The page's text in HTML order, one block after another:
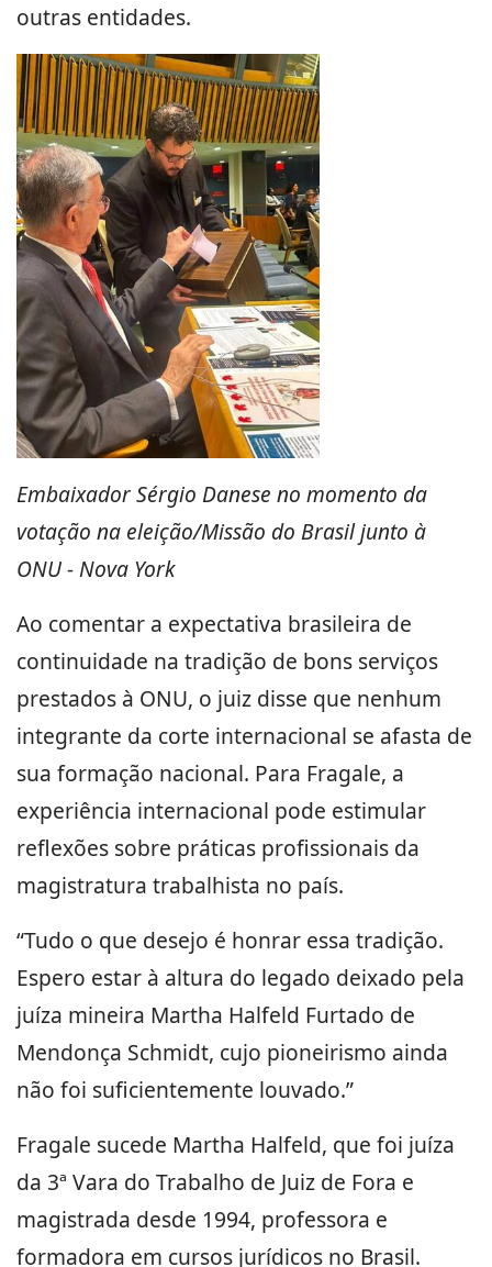
outras entidades.
Embaixador Sérgio Danese no momento da
votação na eleição/Missão do Brasil junto à
ONU - Nova York
Ao comentar a expectativa brasileira de
continuidade na tradição de bons serviços
prestados à ONU, o juiz disse que nenhum
integrante da corte internacional se afasta de
sua formação nacional. Para Fragale, a
experiência internacional pode estimular
reflexões sobre práticas profissionais da
magistratura trabalhista no país.
“Tudo o que desejo é honrar essa tradição.
Espero estar à altura do legado deixado pela
juíza mineira Martha Halfeld Furtado de
Mendonça Schmidt, cujo pioneirismo ainda
não foi suficientemente louvado.”
Fragale sucede Martha Halfeld, que foi juíza
da 3ª Vara do Trabalho de Juiz de Fora e
magistrada desde 1994, professora e
formadora em cursos jurídicos no Brasil.